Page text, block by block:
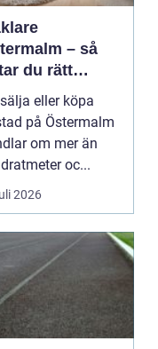
– så
du rätt
för din
eller köpa
på Östermalm
om mer än
oc...
2026